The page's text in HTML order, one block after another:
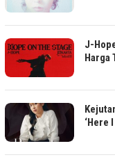
J-
Harga
‘Here